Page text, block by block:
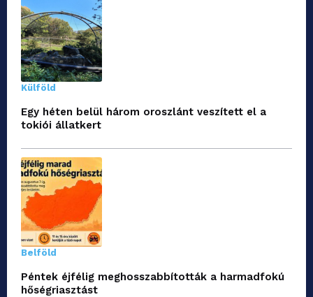
Külföld
Egy héten belül három oroszlánt veszített el a
tokiói állatkert
Belföld
Péntek éjfélig meghosszabbították a harmadfokú
hőségriasztást